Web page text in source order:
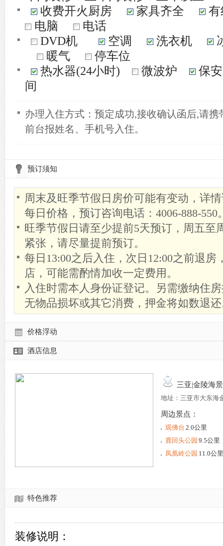
收费开火厨房
家具齐全
电脑
电话
DVD机
空调 洗衣机
暖气
停车位
热水器(24小时)
微波炉
保
间
办理入住方式：预定成功,接收确认函后,请
前台报姓名、手机号入住。
预订须知
周末及旺季节假日房价可能有变动，详
每日价格，预订咨询电话：4006-888-550
旺季节假日请至少提前5天预订，周五至
紧张，请尽量提前预订。
每日13:00之后入住，次日12:00之前退
店，可能需酌情加收一定费用。
入住时需本人身份证登记。另需缴纳住
无物品损坏或其它消费，押金将如数退
价格浮动
酒店信息
三亚|金陵海
地址：三亚市大东海
周边景点：
观佛台 2.0公里
鹿回头公园 9.5公里
凤凰岭公园 11.0公里
特色推荐
装修说明：